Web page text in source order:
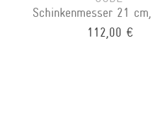
Schinkenmesser 21
112,00 €